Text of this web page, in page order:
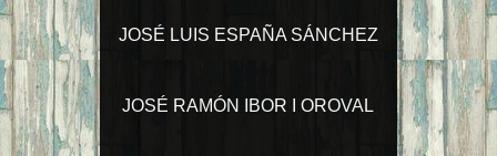
JOSÉ LUIS ESPAÑA SÁNCHEZ
JOSÉ RAMÓN IBOR I OROVAL